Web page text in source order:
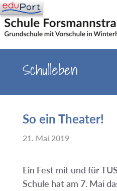
Schulleben
So ein Theater!
21. Mai 2019
Ein Fest mit und für
Schule hat am 7. Mai